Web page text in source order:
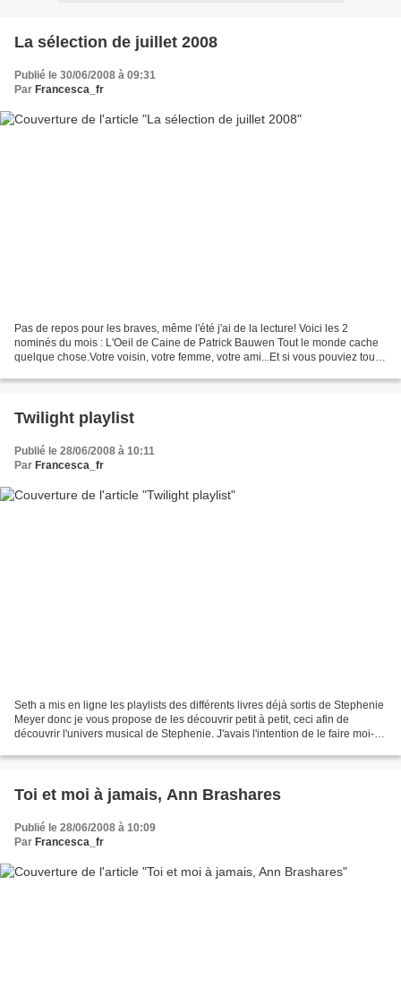
La sélection de juillet 2008
Publié le 30/06/2008 à 09:31
Par Francesca_fr
Pas de repos pour les braves, même l'été j'ai de la lecture! Voici les 2
nominés du mois : L'Oeil de Caine de Patrick Bauwen Tout le monde cache
quelque chose.Votre voisin, votre femme, votre ami...Et si vous pouviez tout
Twilight playlist
Publié le 28/06/2008 à 10:11
Par Francesca_fr
Seth a mis en ligne les playlists des différents livres déjà sortis de Stephenie
Meyer donc je vous propose de les découvrir petit à petit, ceci afin de
découvrir l'univers musical de Stephenie. J'avais l'intention de le faire moi-
Toi et moi à jamais, Ann Brashares
Publié le 28/06/2008 à 10:09
Par Francesca_fr